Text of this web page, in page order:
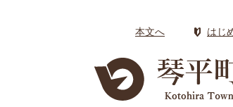
本文へ はじ